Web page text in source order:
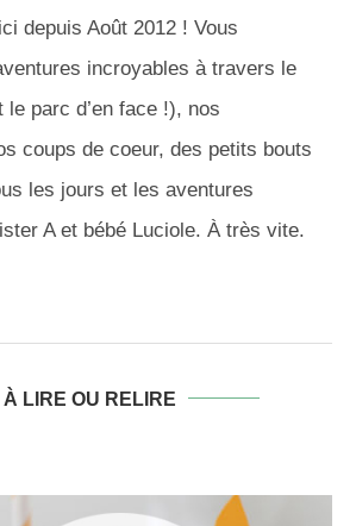
depuis Août 2012 ! Vous
incroyables à travers le
le parc d’en face !), nos
coups de coeur, des petits bouts
les jours et les aventures
A et bébé Luciole. À très vite.
À LIRE OU RELIRE